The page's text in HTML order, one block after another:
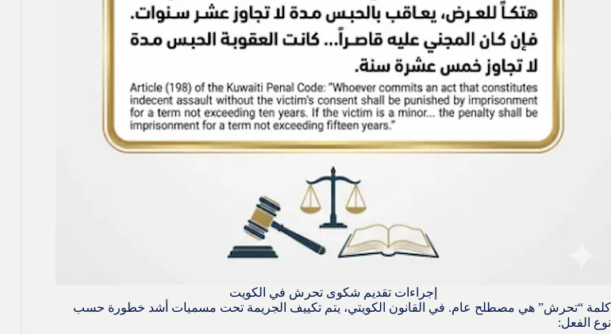
إجراءات تقديم شكوى تحرش في الكويت
كلمة “تحرش” هي مصطلح عام. في القانون الكويتي، يتم تكييف الجريمة تحت مسميات أشد خطورة حسب
نوع الفعل: